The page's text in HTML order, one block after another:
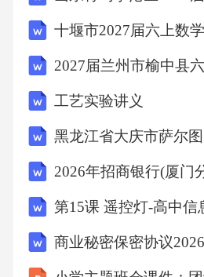
展警示教育，引导党员干部
办“践行正确政绩观，推动
报告会X场次，用身边的榜
作为。通过正反对比，使党
政绩观偏差的严重危害，自
取向。三、开门纳谏问效，
（一）广泛征求意见，主动
立意见箱、开通热线电话、
召开座谈会、网络征集等多
工艺实验讲义
商业秘密保密协议